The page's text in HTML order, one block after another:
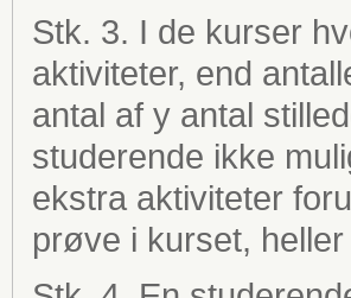
Stk. 3. I de kurser
aktiviteter, end
antal af y antal
studerende ikke
ekstra aktiviteter
prøve i kurset,